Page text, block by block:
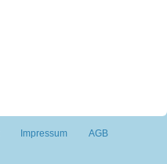
Impressum
AGB